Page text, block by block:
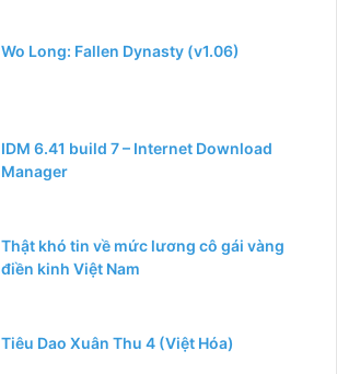
Wo Long: Fallen Dynasty (v1.06)
IDM 6.41 build 7 – Internet Download
Manager
Thật khó tin về mức lương cô gái vàng
điền kinh Việt Nam
Tiêu Dao Xuân Thu 4 (Việt Hóa)